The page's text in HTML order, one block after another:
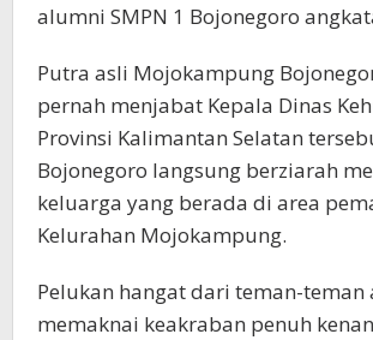
alumni SMPN 1 Bojonegoro
Putra asli Mojokampung
pernah menjabat Kepala Dinas
Provinsi Kalimantan Selatan
Bojonegoro langsung berziarah
keluarga yang berada di area
Kelurahan Mojokampung.
Pelukan hangat dari teman-teman
memaknai keakraban penuh